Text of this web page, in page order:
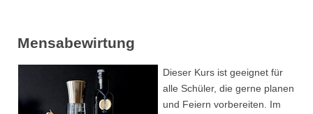
Mensabewirtung
Dieser Kurs ist geeignet für
alle Schüler, die gerne planen
und Feiern vorbereiten. Im